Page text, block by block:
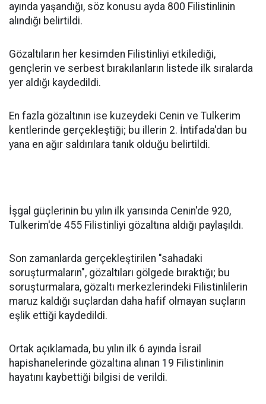
ayında yaşandığı, söz konusu ayda 800 Filistinlinin
alındığı belirtildi.
Gözaltıların her kesimden Filistinliyi etkilediği,
gençlerin ve serbest bırakılanların listede ilk sıralarda
yer aldığı kaydedildi.
En fazla gözaltının ise kuzeydeki Cenin ve Tulkerim
kentlerinde gerçekleştiği; bu illerin 2. İntifada'dan bu
yana en ağır saldırılara tanık olduğu belirtildi.
İşgal güçlerinin bu yılın ilk yarısında Cenin'de 920,
Tulkerim'de 455 Filistinliyi gözaltına aldığı paylaşıldı.
Son zamanlarda gerçekleştirilen "sahadaki
soruşturmaların", gözaltıları gölgede bıraktığı; bu
soruşturmalara, gözaltı merkezlerindeki Filistinlilerin
maruz kaldığı suçlardan daha hafif olmayan suçların
eşlik ettiği kaydedildi.
Ortak açıklamada, bu yılın ilk 6 ayında İsrail
hapishanelerinde gözaltına alınan 19 Filistinlinin
hayatını kaybettiği bilgisi de verildi.